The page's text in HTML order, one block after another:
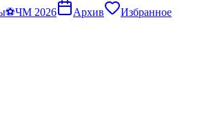
⚽ЧМ 2026 Архив Избранное